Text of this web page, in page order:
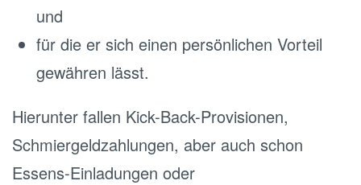
und
für die er sich einen persönlichen Vorteil
gewähren lässt.
Hierunter fallen Kick-Back-Provisionen,
Schmiergeldzahlungen, aber auch schon
Essens-Einladungen oder